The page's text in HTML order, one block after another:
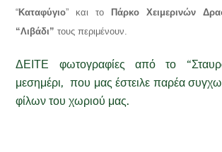
“Καταφύγιο” και το
Πάρκο Χειμερινών
“Λιβάδι” τους περιμένουν.
ΔΕΙΤΕ φωτογραφίες από το
μεσημέρι, που μας έστειλε παρέα
φίλων του χωριού μας.